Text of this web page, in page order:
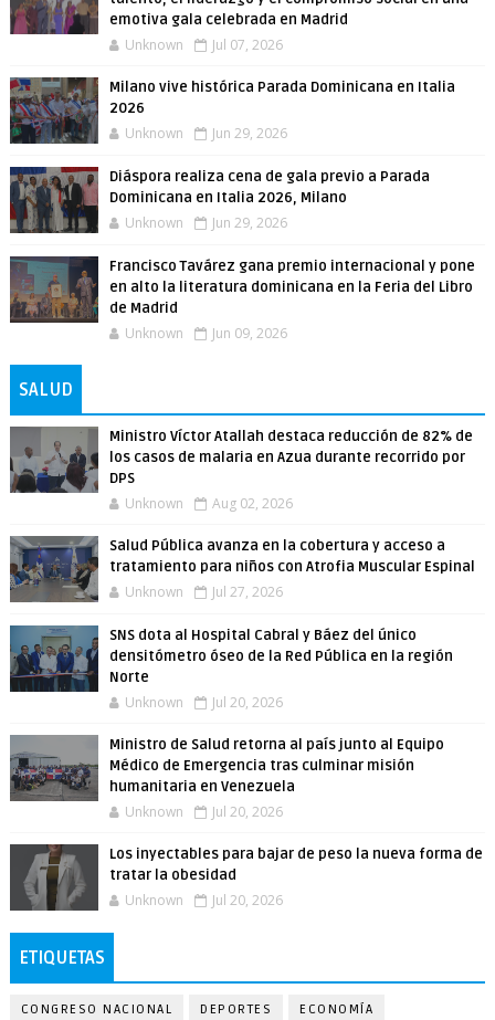
emotiva gala celebrada en Madrid
Unknown Jul 07, 2026
Milano vive histórica Parada Dominicana en Italia
2026
Unknown Jun 29, 2026
Diáspora realiza cena de gala previo a Parada
Dominicana en Italia 2026, Milano
Unknown Jun 29, 2026
Francisco Tavárez gana premio internacional y pone
en alto la literatura dominicana en la Feria del Libro
de Madrid
Unknown Jun 09, 2026
SALUD
Ministro Víctor Atallah destaca reducción de 82% de
los casos de malaria en Azua durante recorrido por
DPS
Unknown Aug 02, 2026
Salud Pública avanza en la cobertura y acceso a
tratamiento para niños con Atrofia Muscular Espinal
Unknown Jul 27, 2026
SNS dota al Hospital Cabral y Báez del único
densitómetro óseo de la Red Pública en la región
Norte
Unknown Jul 20, 2026
Ministro de Salud retorna al país junto al Equipo
Médico de Emergencia tras culminar misión
humanitaria en Venezuela
Unknown Jul 20, 2026
Los inyectables para bajar de peso la nueva forma de
tratar la obesidad
Unknown Jul 20, 2026
ETIQUETAS
CONGRESO NACIONAL DEPORTES ECONOMÍA